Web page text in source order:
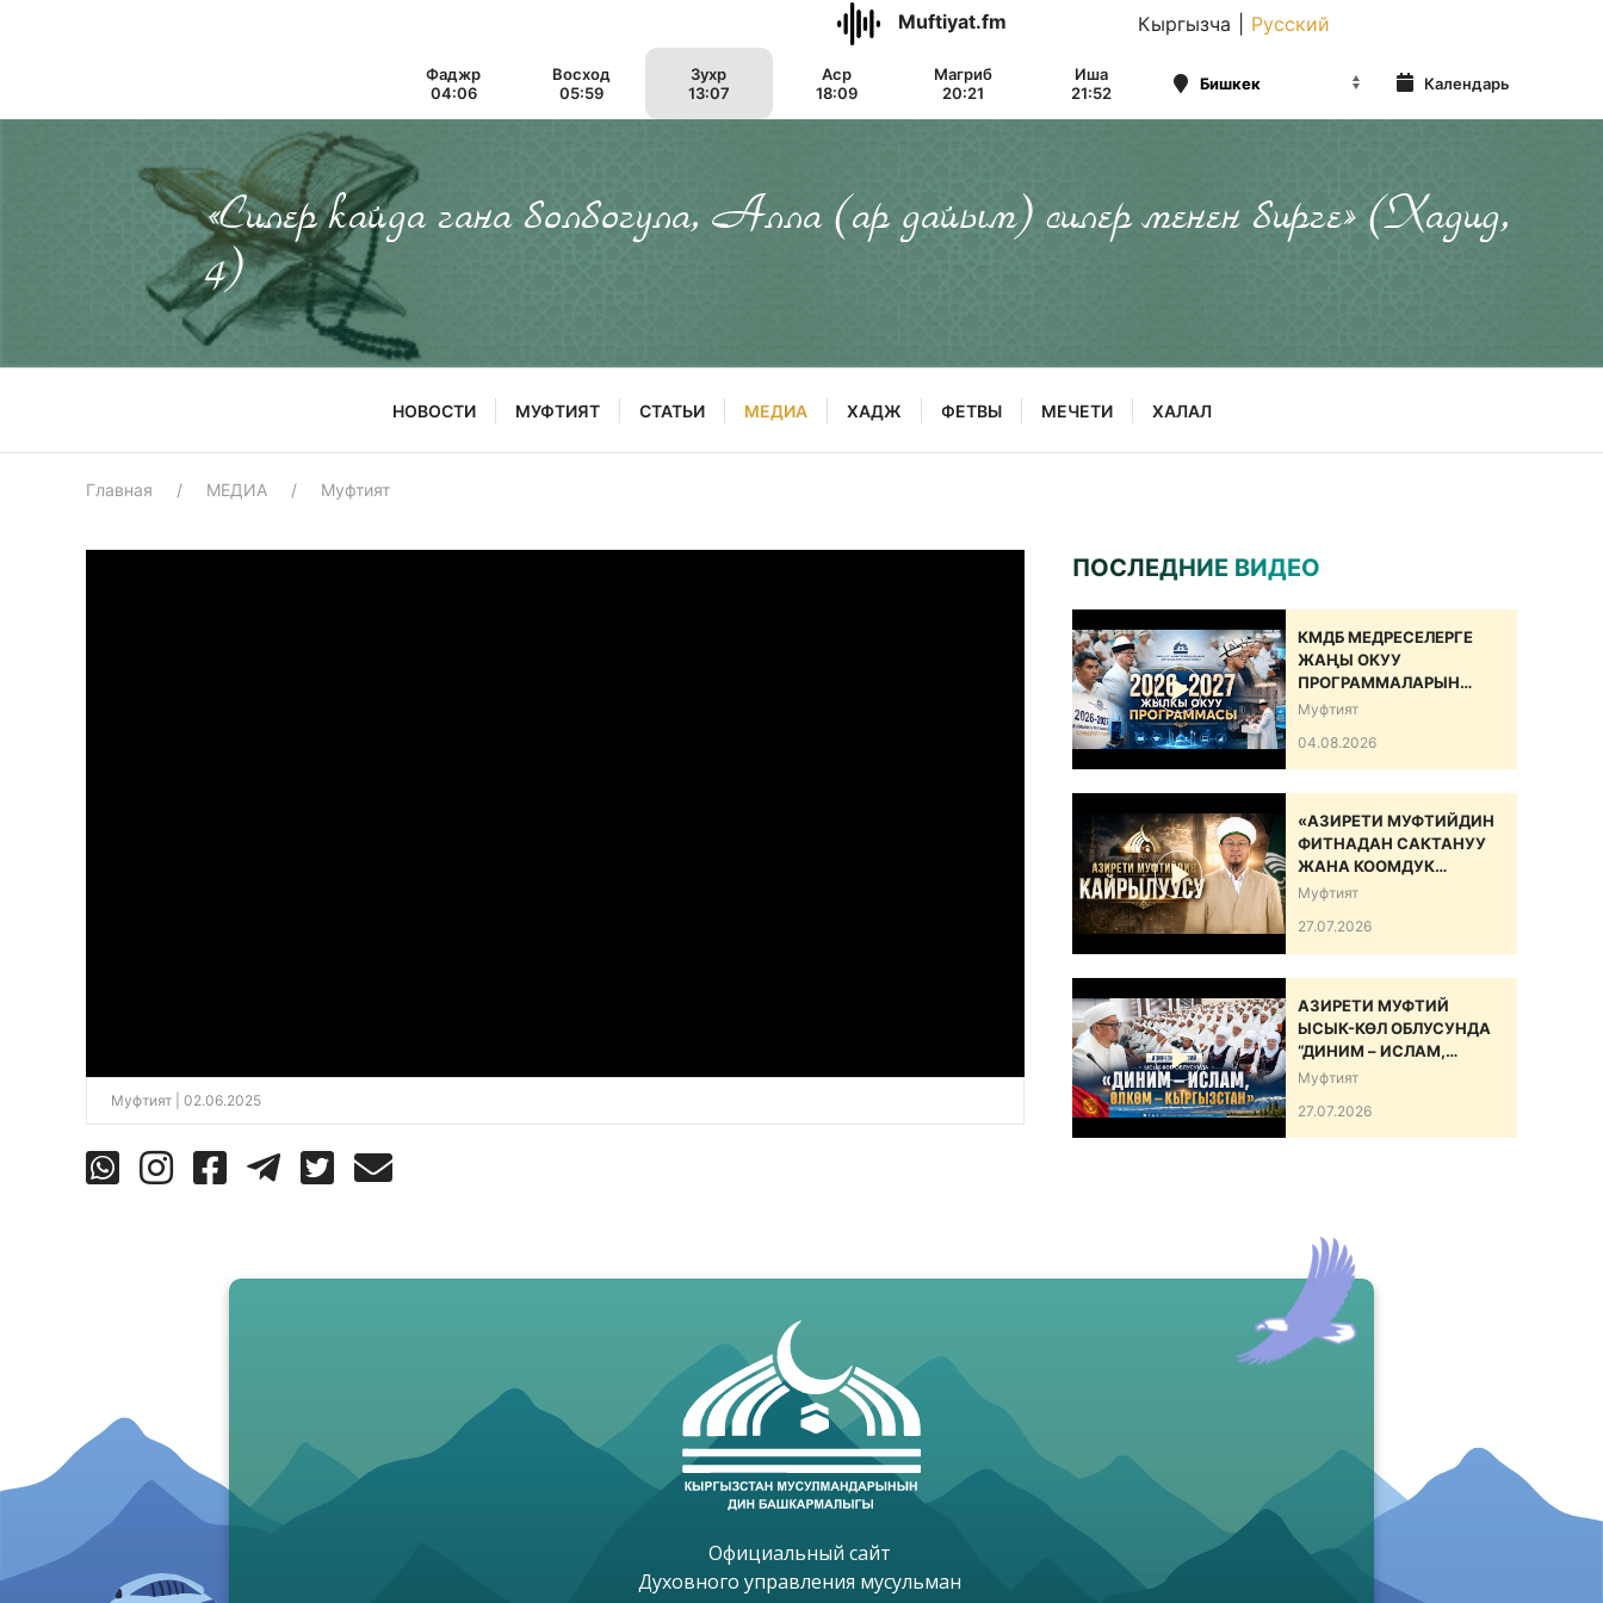
Muftiyat.fm Кыргызча Русский
Фаджр
04:06
Восход
05:59
Зухр
13:07
Аср
18:09
Магриб
20:21
Иша
21:52
Календарь
«Силер кайда гана болбогула, Алла (ар дайым) силер менен бирге» (Хадид,
4)
НОВОСТИ МУФТИЯТ СТАТЬИ МЕДИА ХАДЖ ФЕТВЫ МЕЧЕТИ ХАЛАЛ
Главная МЕДИА Муфтият
Муфтият | 02.06.2025
ПОСЛЕДНИЕ ВИДЕО
КМДБ МЕДРЕСЕЛЕРГЕ
ЖАҢЫ ОКУУ
ПРОГРАММАЛАРЫН
САНАРИПТИК БИЛИМ
ДОЛБООРДУ ИШКЕ
КИРГИЗДИ
Муфтият
04.08.2026
«АЗИРЕТИ МУФТИЙДИН
ФИТНАДАН САКТАНУУ
ЖАНА КООМДУК
ЫНТЫМАКТЫ БЕКЕМДӨӨ
Муфтият
27.07.2026
АЗИРЕТИ МУФТИЙ
ЫСЫК-КӨЛ ОБЛУСУНДА
“ДИНИМ – ИСЛАМ,
ӨЛКӨМ – КЫРГЫЗСТАН”
ӨТКӨРДҮ
Муфтият
27.07.2026
Официальный сайт
Духовного управления мусульман